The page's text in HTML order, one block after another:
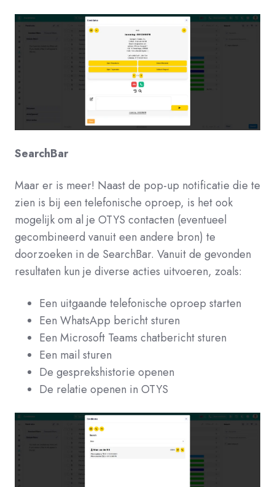
SearchBar
Maar er is meer! Naast de pop-up notificatie die te
zien is bij een telefonische oproep, is het ook
mogelijk om al je OTYS contacten (eventueel
gecombineerd vanuit een andere bron) te
doorzoeken in de SearchBar. Vanuit de gevonden
resultaten kun je diverse acties uitvoeren, zoals:
Een uitgaande telefonische oproep starten
Een WhatsApp bericht sturen
Een Microsoft Teams chatbericht sturen
Een mail sturen
De gesprekshistorie openen
De relatie openen in OTYS